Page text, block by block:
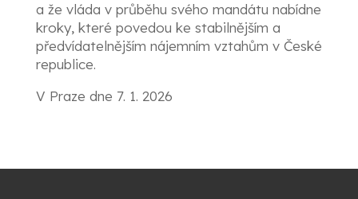
a že vláda v průběhu svého mandátu nabídne
kroky, které povedou ke stabilnějším a
předvídatelnějším nájemním vztahům v České
republice.
V Praze dne 7. 1. 2026